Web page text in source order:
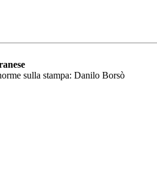
sulla stampa: Danilo Borsò